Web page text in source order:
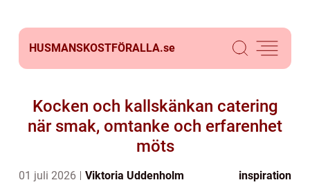
HUSMANSKOSTFÖRALLA.se
Kocken och kallskänkan catering
när smak, omtanke och erfarenhet
möts
01 juli 2026 Viktoria Uddenholm inspiration